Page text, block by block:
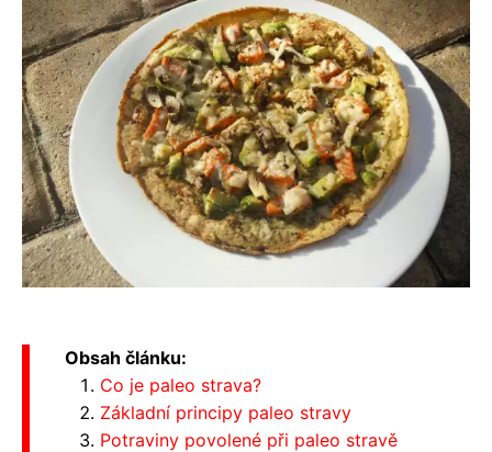
Obsah článku:
Co je paleo strava?
Základní principy paleo stravy
Potraviny povolené při paleo stravě